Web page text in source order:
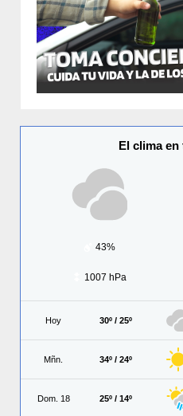
El clima
43%
1007 hPa
Hoy 30º / 25º
Mñn. 34º / 24º
Dom. 18 25º / 14º